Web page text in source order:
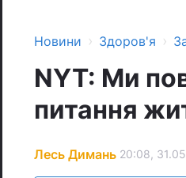
Новини › Здоров'я ›
NYT: Ми
питання
Лесь Димань 20:08,